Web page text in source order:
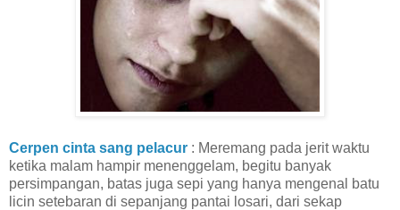
Cerpen cinta sang pelacur : Meremang pada jerit waktu
ketika malam hampir menenggelam, begitu banyak
persimpangan, batas juga sepi yang hanya mengenal batu
licin setebaran di sepanjang pantai losari, dari sekap